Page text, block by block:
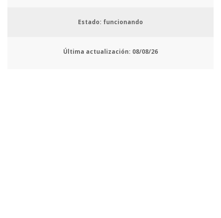
Estado: funcionando
Última actualización: 08/08/26